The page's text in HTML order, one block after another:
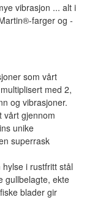
vibrasjon ... alt i
farger og -
som vårt
med 2,
og vibrasjoner.
vårt gjennom
unike
superrask
i rustfritt stål
gullbelagte, ekte
blader gir